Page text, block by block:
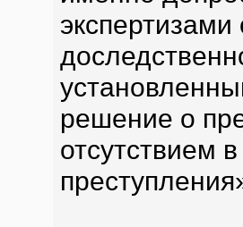
решение о
отсутствием